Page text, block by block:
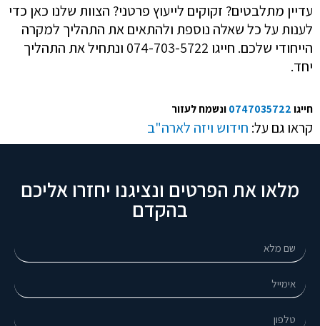
עדיין מתלבטים? זקוקים לייעוץ פרטני? הצוות שלנו כאן כדי
לענות על כל שאלה נוספת ולהתאים את התהליך למקרה
הייחודי שלכם. חייגו 074-703-5722 ונתחיל את התהליך
יחד.
חייגו 0747035722 ונשמח לעזור
קראו גם על: חידוש ויזה לארה"ב
מלאו את הפרטים ונציגנו יחזרו אליכם
בהקדם